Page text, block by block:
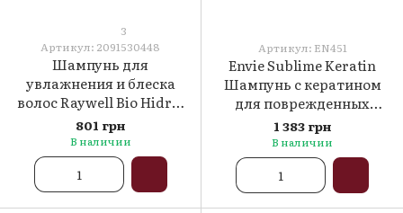
3
Артикул: 2091530448
Шампунь для
увлажнения и блеска
волос Raywell Bio Hidra,
250 мл
801 грн
В наличии
Артикул: EN451
Envie Sublime Keratin
Шампунь с кератином
для поврежденных
волос, 1000 мл
1 383 грн
В наличии